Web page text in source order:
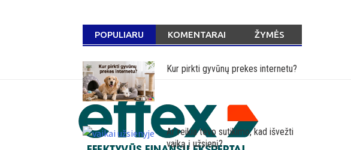
POPULIARU KOMENTARAI ŽYMĖS
Kur pirkti gyvūnų prekes internetu?
Ar reikia tėvo sutikimo, kad išvežti
vaiką į užsienį?